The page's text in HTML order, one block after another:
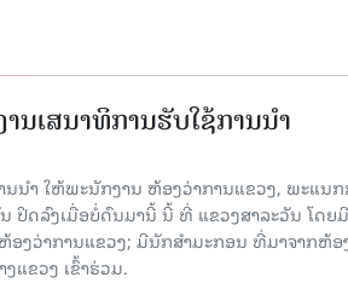
ນເສນາທິການຮັບໃຊ້ການນໍາ
ນໍາ ໃຫ້ພະນັກງານ ຫ້ອງວ່າການແຂວງ, ພະແນ
ປິດລົງເມື່ອ​ບໍ່​ດົນ​ມາ​ນີ້ ນີ້ ທີ່ ແຂວງສາລະວັນ ໂດຍ​
ງວ່າການແຂວງ; ມີນັກສຳມະກອນ ທີ່ມາຈາກຫ້ອ
ແຂວງ ເຂົ້າຮ່ວມ.